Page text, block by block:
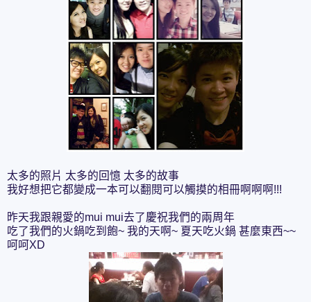
太多的照片 太多的回憶 太多的故事
我好想把它都變成一本可以翻閱可以觸摸的相冊啊啊啊!!!
昨天我跟親愛的mui mui去了慶祝我們的兩周年
吃了我們的火鍋吃到飽~ 我的天啊~ 夏天吃火鍋 甚麼東西~~
呵呵XD